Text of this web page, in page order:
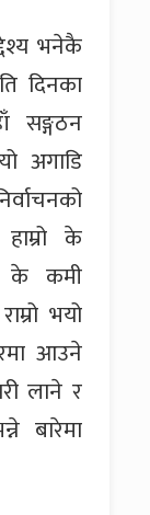
भनेकै
दिनका
सङ्गठन
अगाडि
के
के कमी
भयो
आउने
लाने र
बारेमा